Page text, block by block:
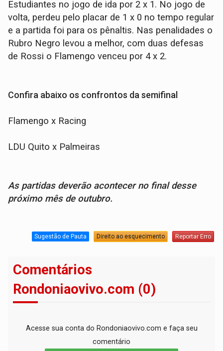
Estudiantes no jogo de ida por 2 x 1. No jogo de
volta, perdeu pelo placar de 1 x 0 no tempo regular
e a partida foi para os pênaltis. Nas penalidades o
Rubro Negro levou a melhor, com duas defesas
de Rossi o Flamengo venceu por 4 x 2.
Confira abaixo os confrontos da semifinal
Flamengo x Racing
LDU Quito x Palmeiras
As partidas deverão acontecer no final desse
próximo mês de outubro.
Sugestão de Pauta Direito ao esquecimento Reportar Erro
Comentários
Rondoniaovivo.com (0)
Acesse sua conta do Rondoniaovivo.com e faça seu
comentário